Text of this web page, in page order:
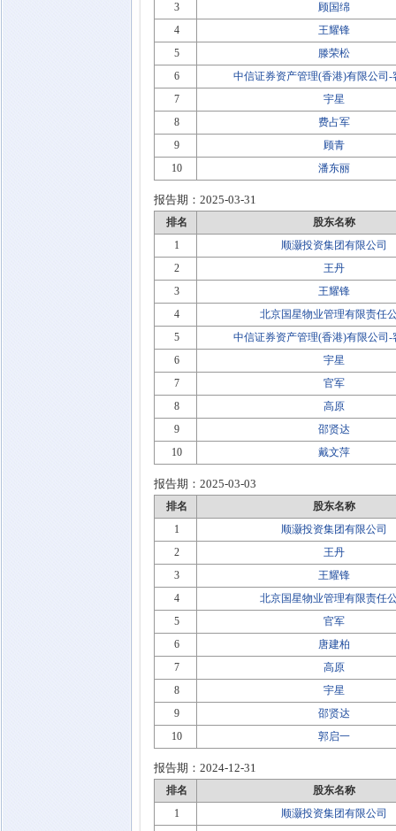
3
顾国绵
4
王耀锋
5
滕荣松
6
中信证券资产管理(香港)有限公司-
7
宇星
8
费占军
9
顾青
10
潘东丽
报告期： 2025-03-31
排名
股东名称
1
顺灏投资集团有限公司
2
王丹
3
王耀锋
4
北京国星物业管理有限责任
5
中信证券资产管理(香港)有限公司-
6
宇星
7
官军
8
高原
9
邵贤达
10
戴文萍
报告期： 2025-03-03
排名
股东名称
1
顺灏投资集团有限公司
2
王丹
3
王耀锋
4
北京国星物业管理有限责任
5
官军
6
唐建柏
7
高原
8
宇星
9
邵贤达
10
郭启一
报告期： 2024-12-31
排名
股东名称
1
顺灏投资集团有限公司